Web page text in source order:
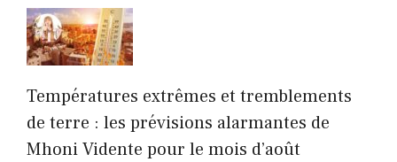
Températures extrêmes et tremblements
de terre : les prévisions alarmantes de
Mhoni Vidente pour le mois d’août